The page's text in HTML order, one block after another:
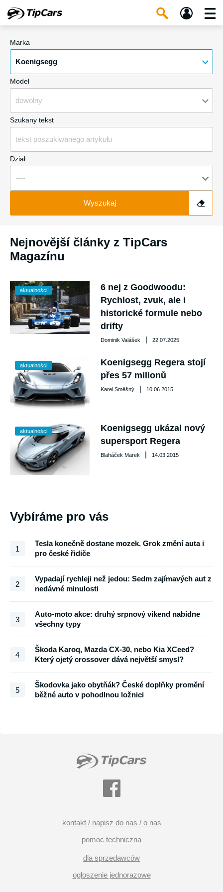
Marka
Koenigsegg
Model
dowolny
Szukany tekst
Dział
----
Wyszukaj
Nejnovější články z TipCars
Magazínu
aktualności
6 nej z Goodwoodu:
Rychlost, zvuk, ale i
historické formule nebo
drifty
Dominik Valášek | 22.07.2025
aktualności
Koenigsegg Regera stojí
přes 57 milionů
Karel Směšný | 10.06.2015
aktualności
Koenigsegg ukázal nový
supersport Regera
Blaháček Marek | 14.03.2015
Vybíráme pro vás
1
Tesla konečně dostane mozek. Grok změní auta i
pro české řidiče
2
Vypadají rychleji než jedou: Sedm zajímavých aut z
nedávné minulosti
3
Auto-moto akce: druhý srpnový víkend nabídne
všechny typy
4
Škoda Karoq, Mazda CX-30, nebo Kia XCeed?
Který ojetý crossover dává největší smysl?
5
Škodovka jako obytňák? České doplňky promění
běžné auto v pohodlnou ložnici
kontakt / napisz do nas / o nas
pomoc techniczna
dla sprzedawców
ogłoszenie jednorazowe